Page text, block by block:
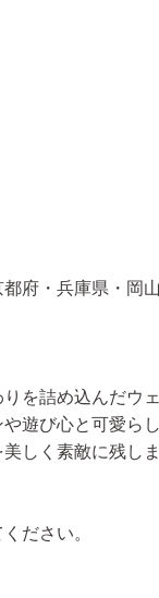
府・兵庫県・岡
を詰め込んだウ
遊び心と可愛ら
しく素敵に残しま
ださい。